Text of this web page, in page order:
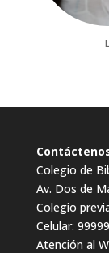
Colegio de
Av. Dos de
Colegio
Celular:
Atención al